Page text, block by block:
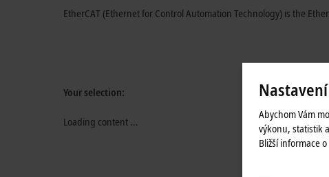
EtherCAT (Ethernet for Control Automation Technology) is the
Your selection:
Loading content ...
Abychom Vám
výkonu, statistik
Bližší informace